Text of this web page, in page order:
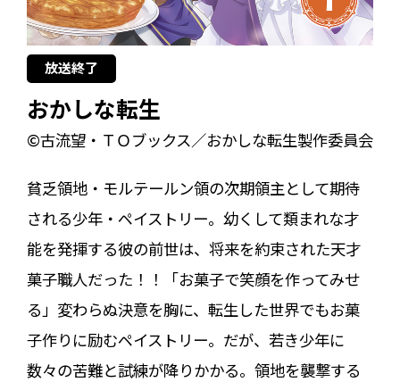
放送終了
おかしな転生
©古流望・ＴＯブックス／おかしな転生製作委員会
貧乏領地・モルテールン領の次期領主として期待
される少年・ペイストリー。幼くして類まれな才
能を発揮する彼の前世は、将来を約束された天才
菓子職人だった！！「お菓子で笑顔を作ってみせ
る」変わらぬ決意を胸に、転生した世界でもお菓
子作りに励むペイストリー。だが、若き少年に
数々の苦難と試練が降りかかる。領地を襲撃する